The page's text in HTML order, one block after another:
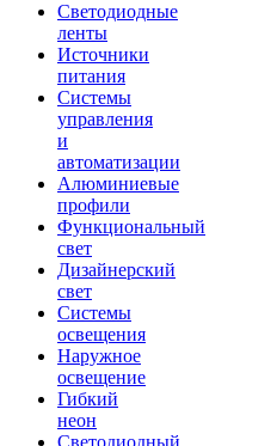
Светодиодные
ленты
Источники
питания
Системы
управления
и
автоматизации
Алюминиевые
профили
Функциональный
свет
Дизайнерский
свет
Системы
освещения
Наружное
освещение
Гибкий
неон
Светодиодный